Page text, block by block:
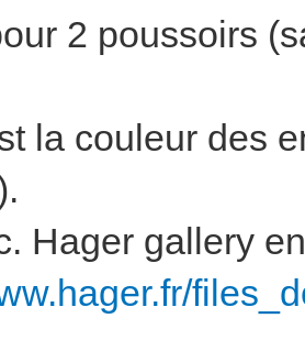
2 poussoirs
la couleur des
Hager gallery